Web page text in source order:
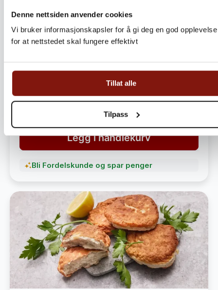
Denne nettsiden anvender cookies
Vi bruker informasjonskapsler for å gi deg en god
for at nettstedet skal fungere effektivt
Tillat alle
Tilpass
Steinbitkaker Dalen 5kg –
Ekte norsk håndverk fra
havet
Legg i handlekurv
Bli Fordelskunde og spar penger